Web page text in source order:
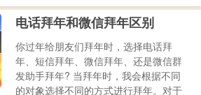
电话拜年和微信拜年区别
你过年给朋友们拜年时，选择电话拜
年、短信拜年、微信拜年、还是微信群
发助手拜年? 当拜年时，我会根据不同
的对象选择不同的方式进行拜年。对于